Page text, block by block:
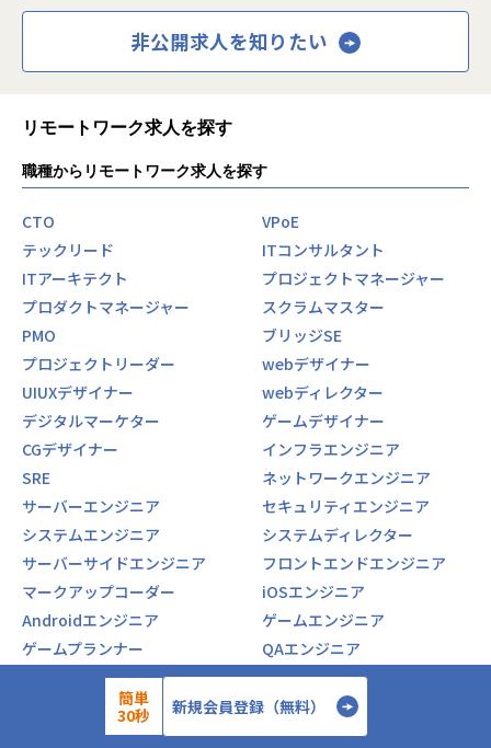
非公開求人を知りたい
リモートワーク求人を探す
職種からリモートワーク求人を探す
CTO
VPoE
テックリード
ITコンサルタント
ITアーキテクト
プロジェクトマネージャー
プロダクトマネージャー
スクラムマスター
PMO
ブリッジSE
プロジェクトリーダー
webデザイナー
UIUXデザイナー
webディレクター
デジタルマーケター
ゲームデザイナー
CGデザイナー
インフラエンジニア
SRE
ネットワークエンジニア
サーバーエンジニア
セキュリティエンジニア
システムエンジニア
システムディレクター
サーバーサイドエンジニア
フロントエンドエンジニア
マークアップコーダー
iOSエンジニア
Androidエンジニア
ゲームエンジニア
ゲームプランナー
QAエンジニア
テストエンジニア
テスター
AIエンジニア（DL/機械学習）
データサイエンティスト
データアナリスト
BIエンジニア
簡単
30秒
新規会員登録（無料）